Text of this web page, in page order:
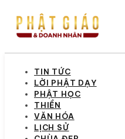
TIN TỨC
LỜI PHẬT DẠY
PHẬT HỌC
THIỀN
VĂN HÓA
LỊCH SỬ